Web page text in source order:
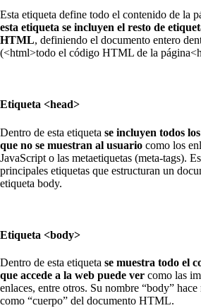
Esta etiqueta define todo el contenido de la
esta etiqueta se incluyen el resto de
HTML, definiendo el documento entero
(<html>todo el código HTML de la
Etiqueta <head>
Dentro de esta etiqueta se incluyen todos
que no se muestran al usuario como los
JavaScript o las metaetiquetas (meta-tags).
principales etiquetas que estructuran un
etiqueta body.
Etiqueta <body>
Dentro de esta etiqueta se muestra todo el
que accede a la web puede ver como las
enlaces, entre otros. Su nombre “body”
como “cuerpo” del documento HTML.